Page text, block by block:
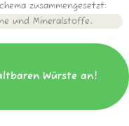
zusammengesetzt:
und Mineralstoffe.
Würste an!